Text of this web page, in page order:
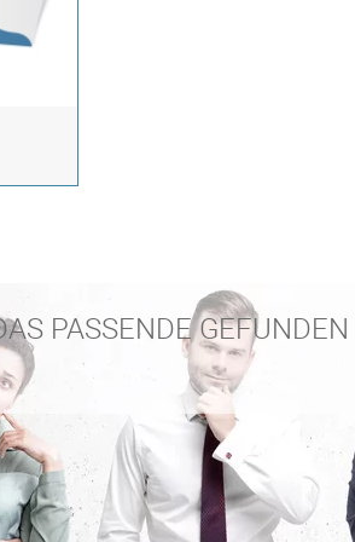
PASSENDE GEFUNDEN